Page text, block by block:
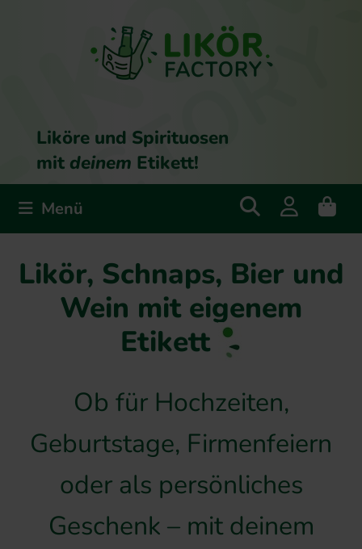
Liköre und Spirituosen
mit deinem Etikett!
Menü
Likör, Schnaps, Bier und
Wein mit eigenem
Etikett
Ob für Hochzeiten,
Geburtstage, Firmenfeiern
oder als persönliches
Geschenk – mit deinem